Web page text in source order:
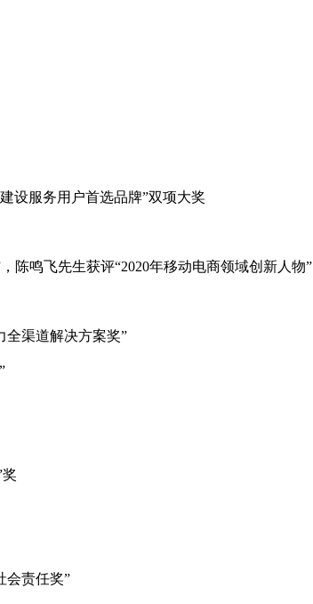
设服务用户首选品牌”双项大奖
陈鸣飞先生获评“2020年移动电商领域创新人物”
全渠道解决方案奖”
会责任奖”